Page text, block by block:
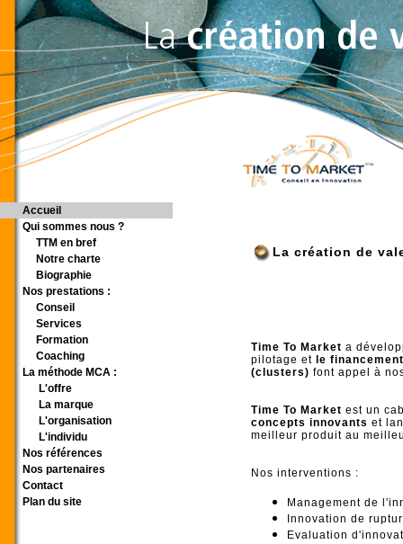
Accueil
Qui sommes nous ?
TTM en bref
Notre charte
Biographie
Nos prestations :
Conseil
Services
Formation
Coaching
La méthode MCA :
L'offre
La marque
L'organisation
L'individu
Nos références
Nos partenaires
Contact
Plan du site
La création de
Time To Market a
pilotage et le
(clusters) font appel à
Time To Market est un
concepts innovants et
meilleur produit au
Nos interventions :
Management de
Innovation de
Evaluation